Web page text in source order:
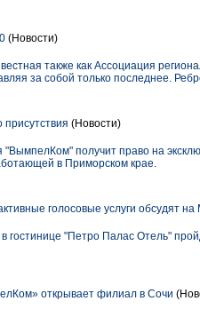
(Новости)
также как Ассоциация
за собой только последнее.
присутствия (Новости)
получит право на
в Приморском крае.
голосовые услуги обсудят
гостинице "Петро Палас Отель"
открывает филиал в Сочи